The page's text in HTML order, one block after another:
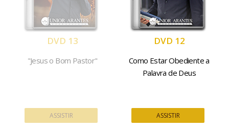
DVD 13
"Jesus o Bom Pastor"
ASSISTIR
DVD 12
Como Estar Obediente a
Palavra de Deus
ASSISTIR